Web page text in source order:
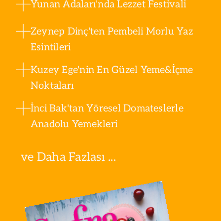
Yunan Adaları'nda Lezzet Festivali
Zeynep Dinç'ten Pembeli Morlu Yaz
Esintileri
Kuzey Ege'nin En Güzel Yeme&İçme
Noktaları
İnci Bak'tan Yöresel Domateslerle
Anadolu Yemekleri
ve Daha Fazlası ...